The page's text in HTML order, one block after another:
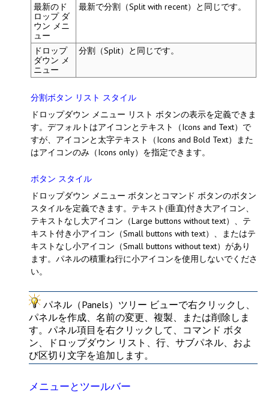
最新のド
ロップ ダ
ウン メニ
ュー
最新で分割（Split with recent） と同じです。
ドロップ
ダウン メ
ニュー
分割（Split） と同じです。
分割ボタン リスト スタイル
ドロップダウン メニュー リスト ボタンの表示を定義できま
す。デフォルトはアイコンとテキスト（Icons and Text） で
すが、 アイコンと太字テキスト（Icons and Bold Text）
また
はアイコンのみ（Icons only） を指定できます。
ボタン スタイル
ドロップダウン メニュー ボタンとコマンド ボタンのボタン
スタイルを定義できます。 テキスト(垂直)付き大アイコン
テキストなし大アイコン（Large buttons without text）
テ
キスト付き小アイコン（Small buttons with text）
、またはテ
キストなし小アイコン（Small buttons without text）があり
ます。パネルの積重ね行に小アイコンを使用しないでくださ
い。
パネル（Panels） ツリー ビューで右クリックし、
パネルを作成、名前の変更、複製、または削除しま
す。パネル項目を右クリックして、コマンド ボタ
ン、ドロップダウン リスト、行、サブパネル、およ
び区切り文字を追加します。
メニューとツールバー